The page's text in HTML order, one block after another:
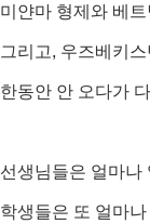
미얀마 형제와 베
그리고, 우즈베키스
한동안 안 오다가
선생님들은 얼마나
학생들은 또 얼마나